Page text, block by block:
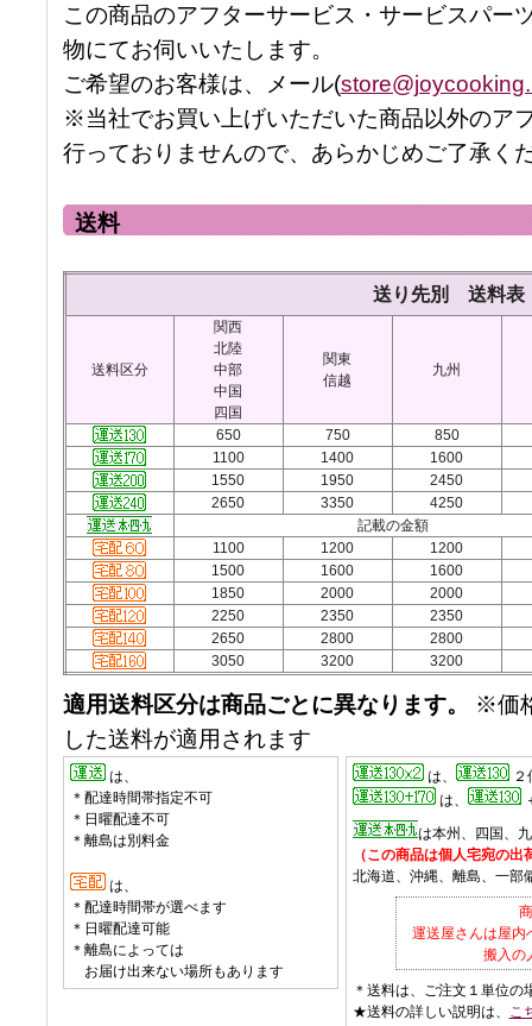
この商品のアフターサービス・サービスパー
物にてお伺いいたします。
ご希望のお客様は、メール(
※当社でお買い上げいただいた商品以外のア
行っておりませんので、あらかじめご了承く
送料
送り先別 送料表
送料区分
関西
北陸
中部
中国
四国
関東
信越
九州
650 750
850
1100
1400
1600
1550
1950
2450
2650
3350
4250
記載の金額
1100
1200
1200
1500
1600
1600
1850
2000
2000
2250
2350
2350
2650
2800
2800
3050
3200 3200
適用送料区分は商品ごとに異なります。
※価
した送料が適用されます
は、
＊配達時間帯指定不可
＊日曜配達不可
＊離島は別料金
は、
＊配達時間帯が選べます
＊日曜配達可能
＊離島によっては
お届け出来ない場所もあります
は、
は、
は本州、四国、
（この商品は個人宅宛の
北海道、沖縄、離島、一部
運送屋さんは屋内
搬入の
＊送料は、ご注文１単位の
★送料の詳しい説明は、
こ